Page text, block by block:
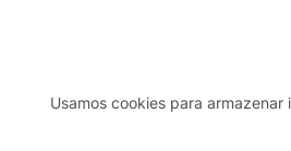
Usamos cookies para